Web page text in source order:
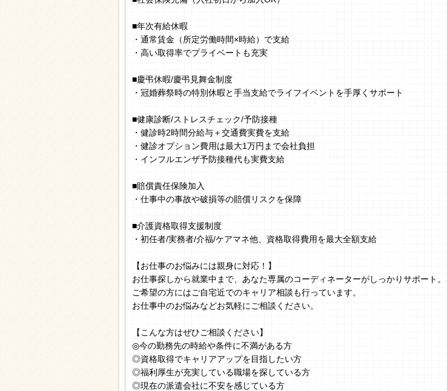
■年次有給休暇
・通常賃金（所定労働時間×時給）で支給
・高い取得率でプライベートも充実
■慶弔休暇/慶弔見舞金制度
・冠婚葬祭時の特別休暇と手当支給でライフイベントを手厚くサポート
■健康診断/ストレスチェック/予防接種
・健診時2時間分給与＋交通費実費を支給
・健診オプション費用は最大1万円まで会社負担
・インフルエンザ予防接種代も実費支給
■賠償責任保険加入
・仕事中の事故や破損等の賠償リスクを保障
■介護資格取得支援制度
・初任者/実務者/介福/ケアマネ他、資格取得費用を最大全額支給
【お仕事のお悩みには親身に対応！】
お仕事探しから就業中まで、あなた専属のコーディネーターがしっかりサポート。
ご希望の方にはご自宅近でのキャリア相談も行っています。
お仕事中のお悩みなどお気軽にご相談ください。
【こんな方はぜひご相談ください】
◎今の勤務先の時給や条件に不満がある方
◎資格取得でキャリアアップを目指したい方
◎福利厚生が充実している職場を探している方
◎現在の派遣会社に不安を感じている方